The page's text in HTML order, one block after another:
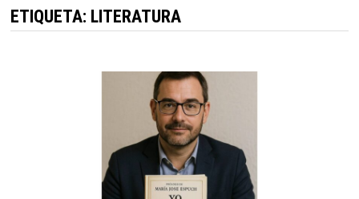
ETIQUETA: LITERATURA